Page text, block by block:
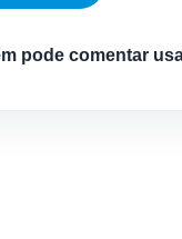
pode comentar